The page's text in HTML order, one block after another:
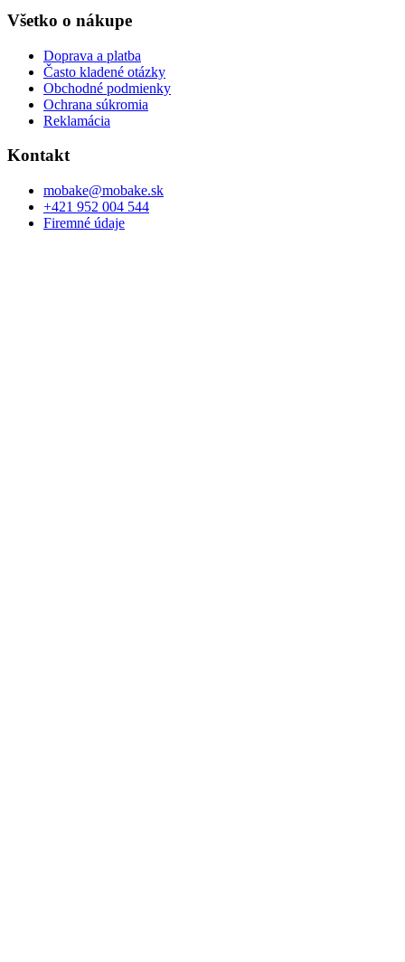
Všetko o nákupe
Doprava a platba
Často kladené otázky
Obchodné podmienky
Ochrana súkromia
Reklamácia
Kontakt
mobake@mobake.sk
+421 952 004 544
Firemné údaje